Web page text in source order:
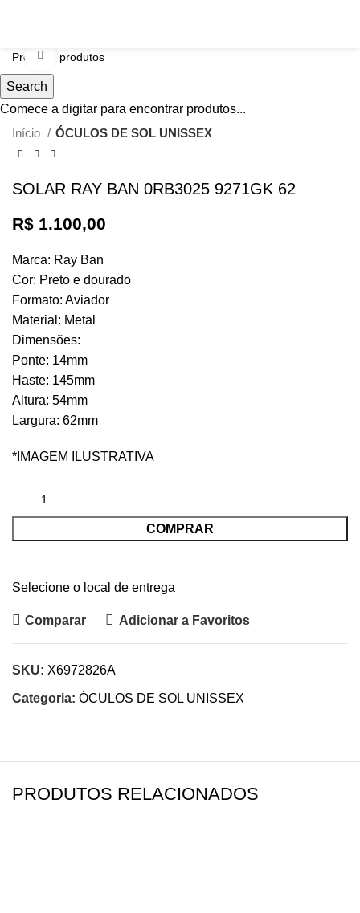
Click to enlarge
Início ÓCULOS DE SOL UNISSEX
SOLAR RAY BAN 0RB3025 9271GK 62
R$ 1.100,00
Marca: Ray Ban
Cor: Preto e dourado
Formato: Aviador
Material: Metal
Dimensões:
Ponte: 14mm
Haste: 145mm
Altura: 54mm
Largura: 62mm
*IMAGEM ILUSTRATIVA
COMPRAR
Selecione o local de entrega
Comparar Adicionar a Favoritos
SKU: X6972826A
Categoria: ÓCULOS DE SOL UNISSEX
PRODUTOS RELACIONADOS
Search
Comece a digitar para encontrar produtos...